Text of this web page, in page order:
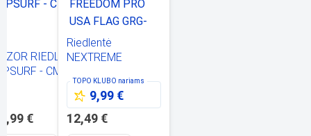
RIEDLENTĖ
- CMYK
€
Riedlentė
NEXTREME
USA FLAG GRG-
013
TOPO KLUBO nariams
9,99 €
12,49 €